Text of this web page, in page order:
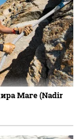
Маге (Nadir